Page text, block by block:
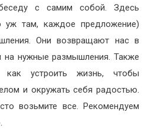
с самим собой. Здесь
там, каждое предложение)
Они возвращают нас в
на нужные размышления. Также
устроить жизнь, чтобы
и окружать себя радостью.
возьмите все. Рекомендуем